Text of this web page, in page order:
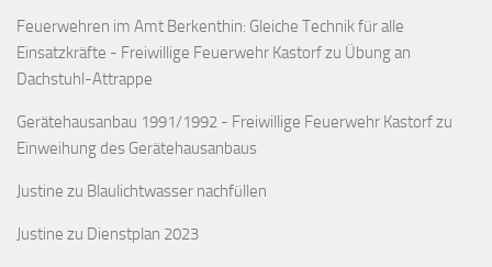
Feuerwehren im Amt Berkenthin: Gleiche Technik für alle
Einsatzkräfte - Freiwillige Feuerwehr Kastorfzu Übung an
Dachstuhl-Attrappe
Gerätehausanbau 1991/1992 - Freiwillige Feuerwehr Kastorfzu
Einweihung des Gerätehausanbaus
Justine zu Blaulichtwasser nachfüllen
Justine zu Dienstplan 2023